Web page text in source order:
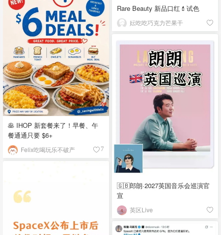
Rare Beauty 新品口红💄试色
妘吃吃巧克力芒果干
🥞 IHOP 新套餐来了！早餐、午
餐通通只要 $6+
Felix吃喝玩乐不破产 7
🇬🇧郎朗·2027英国音乐会巡演官
宣
英区Live